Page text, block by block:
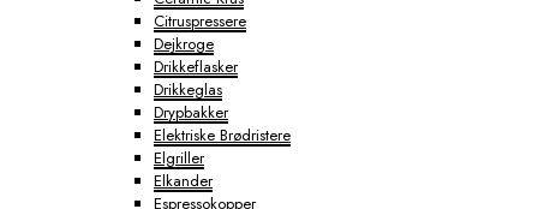
Citruspressere
Dejkroge
Drikkeflasker
Drikkeglas
Drypbakker
Elektriske Brødristere
Elgriller
Elkander
Espressokopper